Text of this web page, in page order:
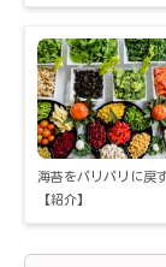
海苔をパリパリに戻
【紹介】